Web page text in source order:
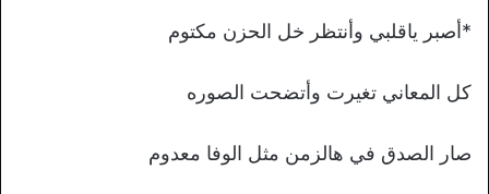
*أصبر ياقلبي وأنتظر خل الحزن مكتوم
كل المعاني تغيرت وأتضحت الصوره
صار الصدق في هالزمن مثل الوفا معدوم